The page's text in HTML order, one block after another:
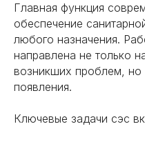
Главная функция
обеспечение
любого назначения.
направлена не только
возникших проблем, но
появления.
Ключевые задачи сэс